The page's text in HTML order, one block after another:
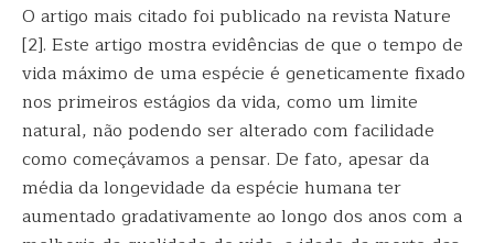
O artigo mais citado foi publicado na revista Nature
[2]. Este artigo mostra evidências de que o tempo de
vida máximo de uma espécie é geneticamente fixado
nos primeiros estágios da vida, como um limite
natural, não podendo ser alterado com facilidade
como começávamos a pensar. De fato, apesar da
média da longevidade da espécie humana ter
aumentado gradativamente ao longo dos anos com a